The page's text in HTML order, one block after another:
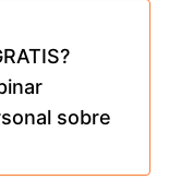
sobre